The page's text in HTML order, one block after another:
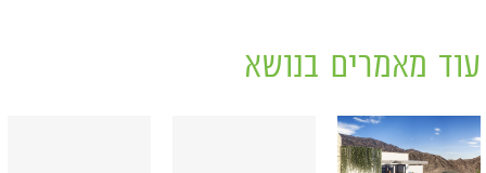
עוד מאמרים בנושא